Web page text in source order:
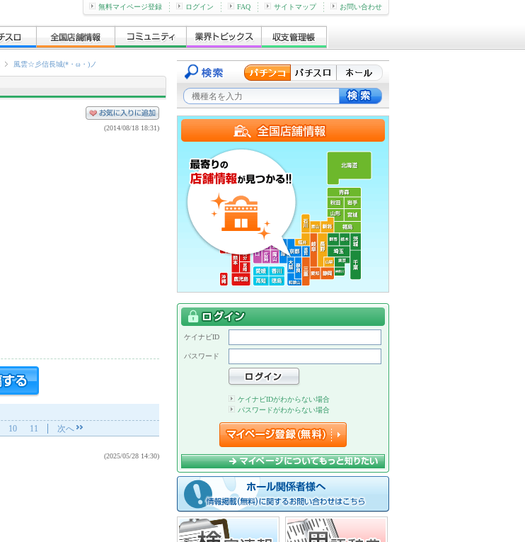
無料マイページ登録 ログイン FAQ サイトマップ お問い合わせ
風雲☆彡信長城(*・ω・)ノ
(2014/08/18 18:31)
10 11 次へ
(2025/05/28 14:30)
ケイナビID
パスワード
ケイナビIDがわからない場合
パスワードがわからない場合